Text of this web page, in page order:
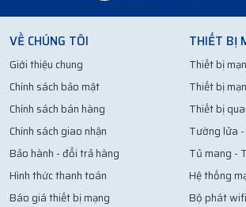
VỀ CHÚNG TÔI
Giới thiệu chung
Chính sách bảo mật
Chính sách bán hàng
Chính sách giao nhận
Bảo hành - đổi trả hàng
Hình thức thanh toán
Báo giá thiết bị mạng
THIẾT BỊ
Thiết bị
Thiết bị
Thiết bị
Tường lửa
Tủ mang -
Hệ thống
Bộ phát